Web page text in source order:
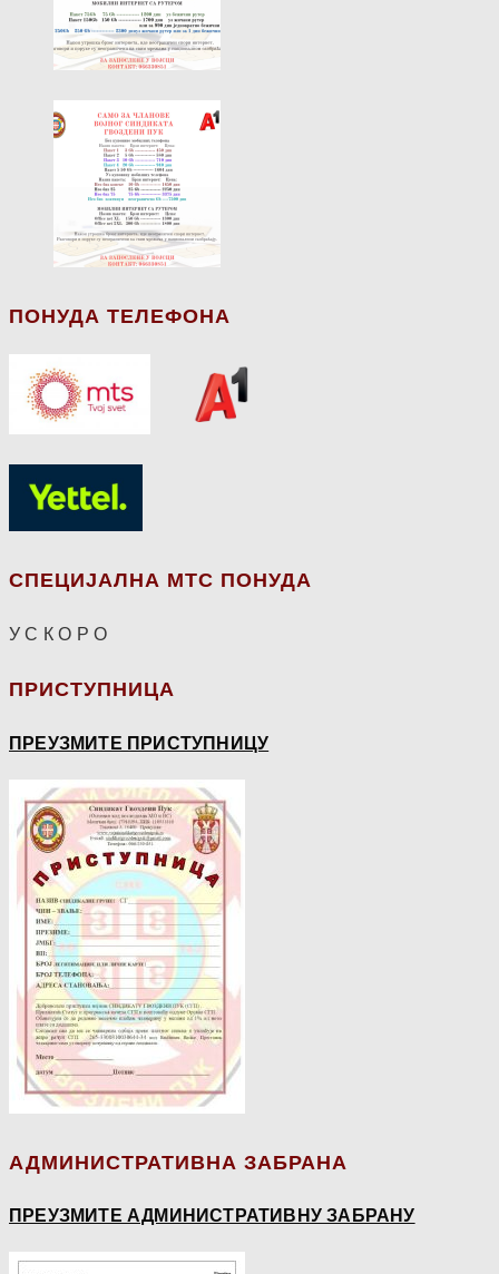
ПОНУДА ТЕЛЕФОНА
СПЕЦИЈАЛНА МТС ПОНУДА
У С К О Р О
ПРИСТУПНИЦА
ПРЕУЗМИТЕ ПРИСТУПНИЦУ
АДМИНИСТРАТИВНА ЗАБРАНА
ПРЕУЗМИТЕ АДМИНИСТРАТИВНУ ЗАБРАНУ